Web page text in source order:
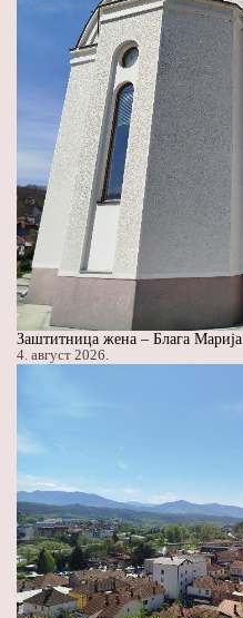
Заштитница жена – Блага Марија
4. август 2026.